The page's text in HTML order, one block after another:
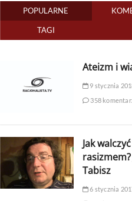
POPULARNE
TAGI
Ateizm i
9 stycznia
358
Jak
rasizmem?
Tabisz
6 stycznia